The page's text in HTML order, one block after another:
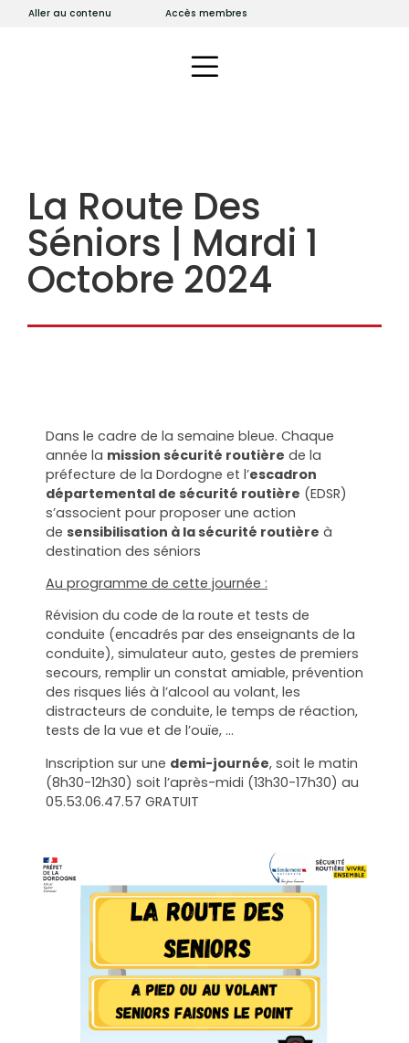
Aller au contenu Accès membres
La Route Des
Séniors | Mardi 1
Octobre 2024
Dans le cadre de la semaine bleue. Chaque
année la mission sécurité routière de la
préfecture de la Dordogne et l’escadron
départemental de sécurité routière (EDSR)
s’associent pour proposer une action
de sensibilisation à la sécurité routière à
destination des séniors
Au programme de cette journée :
Révision du code de la route et tests de
conduite (encadrés par des enseignants de la
conduite), simulateur auto, gestes de premiers
secours, remplir un constat amiable, prévention
des risques liés à l’alcool au volant, les
distracteurs de conduite, le temps de réaction,
tests de la vue et de l’ouïe, …
Inscription sur une demi-journée, soit le matin
(8h30-12h30) soit l’après-midi (13h30-17h30) au
05.53.06.47.57 GRATUIT